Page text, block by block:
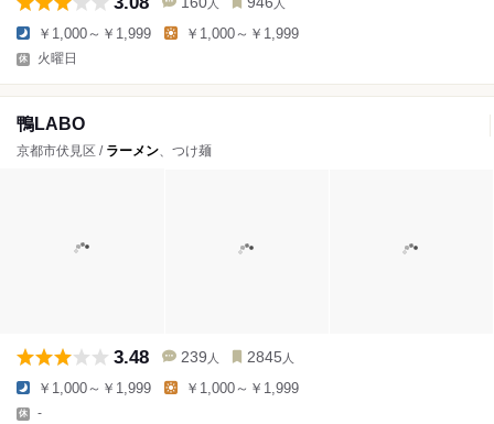
人 人
￥1,000～￥1,999 ￥1,000～￥1,999
火曜日
鴨LABO
京都市伏見区 / ラーメン、つけ麺
3.48 239 人 2845 人
￥1,000～￥1,999 ￥1,000～￥1,999
-